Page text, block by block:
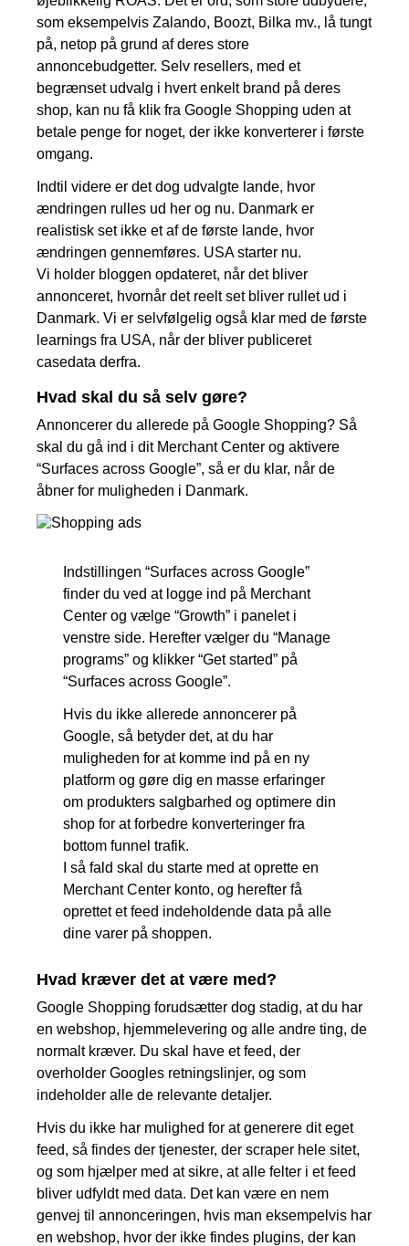
som eksempelvis Zalando, Boozt, Bilka mv., lå tungt
på, netop på grund af deres store
annoncebudgetter. Selv resellers, med et
begrænset udvalg i hvert enkelt brand på deres
shop, kan nu få klik fra Google Shopping uden at
betale penge for noget, der ikke konverterer i første
omgang.
Indtil videre er det dog udvalgte lande, hvor
ændringen rulles ud her og nu. Danmark er
realistisk set ikke et af de første lande, hvor
ændringen gennemføres. USA starter nu.
Vi holder bloggen opdateret, når det bliver
annonceret, hvornår det reelt set bliver rullet ud i
Danmark. Vi er selvfølgelig også klar med de første
learnings fra USA, når der bliver publiceret
casedata derfra.
Hvad skal du så selv gøre?
Annoncerer du allerede på Google Shopping? Så
skal du gå ind i dit Merchant Center og aktivere
“Surfaces across Google”, så er du klar, når de
åbner for muligheden i Danmark.
Indstillingen “Surfaces across Google”
finder du ved at logge ind på Merchant
Center og vælge “Growth” i panelet i
venstre side. Herefter vælger du “Manage
programs” og klikker “Get started” på
“Surfaces across Google”.
Hvis du ikke allerede annoncerer på
Google, så betyder det, at du har
muligheden for at komme ind på en ny
platform og gøre dig en masse erfaringer
om produkters salgbarhed og optimere din
shop for at forbedre konverteringer fra
bottom funnel trafik.
I så fald skal du starte med at oprette en
Merchant Center konto, og herefter få
oprettet et feed indeholdende data på alle
dine varer på shoppen.
Hvad kræver det at være med?
Google Shopping forudsætter dog stadig, at du har
en webshop, hjemmelevering og alle andre ting, de
normalt kræver. Du skal have et feed, der
overholder Googles retningslinjer, og som
indeholder alle de relevante detaljer.
Hvis du ikke har mulighed for at generere dit eget
feed, så findes der tjenester, der scraper hele sitet,
og som hjælper med at sikre, at alle felter i et feed
bliver udfyldt med data. Det kan være en nem
genvej til annonceringen, hvis man eksempelvis har
en webshop, hvor der ikke findes plugins, der kan